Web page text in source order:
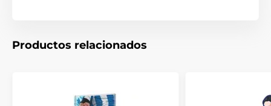
Productos relacionados